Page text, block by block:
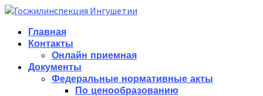
Главная
Контакты
Онлайн приемная
Документы
Федеральные нормативные акты
По ценообразованию